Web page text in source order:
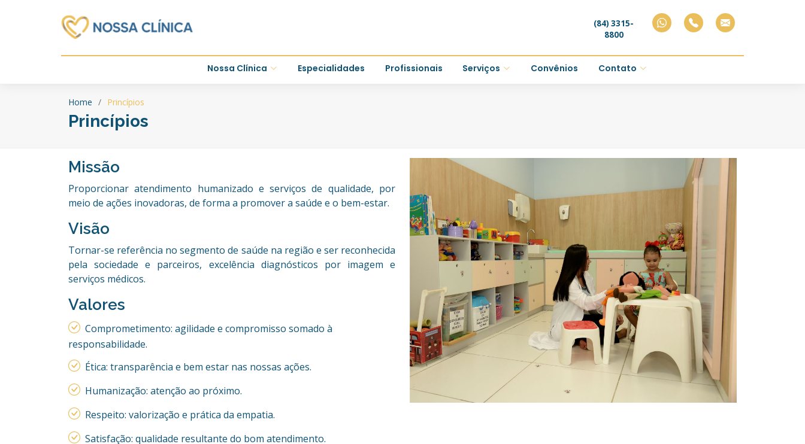
(84) 3315-
8800
Nossa Clínica Especialidades Profissionais Serviços Convênios Contato
Home Princípios
Princípios
Missão
Proporcionar atendimento humanizado e serviços de qualidade, por
meio de ações inovadoras, de forma a promover a saúde e o bem-estar.
Visão
Tornar-se referência no segmento de saúde na região e ser reconhecida
pela sociedade e parceiros, excelência diagnósticos por imagem e
serviços médicos.
Valores
Comprometimento: agilidade e compromisso somado à
responsabilidade.
Ética: transparência e bem estar nas nossas ações.
Humanização: atenção ao próximo.
Respeito: valorização e prática da empatia.
Satisfação: qualidade resultante do bom atendimento.